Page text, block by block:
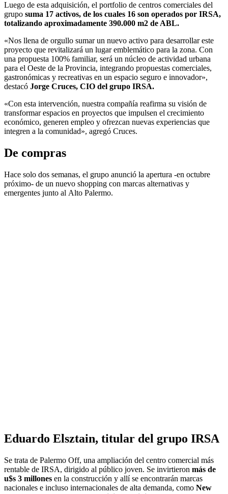
Luego de esta adquisición, el portfolio de centros comerciales del
grupo suma 17 activos, de los cuales 16 son operados por IRSA,
totalizando aproximadamente 390.000 m2 de ABL.
«Nos llena de orgullo sumar un nuevo activo para desarrollar este
proyecto que revitalizará un lugar emblemático para la zona. Con
una propuesta 100% familiar, será un núcleo de actividad urbana
para el Oeste de la Provincia, integrando propuestas comerciales,
gastronómicas y recreativas en un espacio seguro e innovador»,
destacó Jorge Cruces, CIO del grupo IRSA.
«Con esta intervención, nuestra compañía reafirma su visión de
transformar espacios en proyectos que impulsen el crecimiento
económico, generen empleo y ofrezcan nuevas experiencias que
integren a la comunidad», agregó Cruces.
De compras
Hace solo dos semanas, el grupo anunció la apertura -en octubre
próximo- de un nuevo shopping con marcas alternativas y
emergentes junto al Alto Palermo.
Eduardo Elsztain, titular del grupo IRSA
Se trata de Palermo Off, una ampliación del centro comercial más
rentable de IRSA, dirigido al público joven. Se invirtieron más de
u$s 3 millones en la construcción y allí se encontrarán marcas
nacionales e incluso internacionales de alta demanda, como New